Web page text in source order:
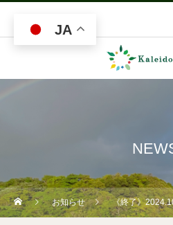
お知らせ 《終了》2024.10.7 9:00～
JA